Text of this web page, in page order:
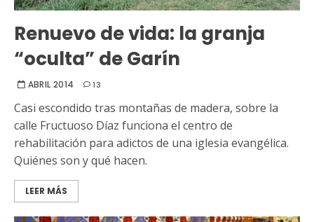
Renuevo de vida: la granja
“oculta” de Garín
ABRIL 2014 13
Casi escondido tras montañas de madera, sobre la
calle Fructuoso Díaz funciona el centro de
rehabilitación para adictos de una iglesia evangélica.
Quiénes son y qué hacen.
LEER MÁS